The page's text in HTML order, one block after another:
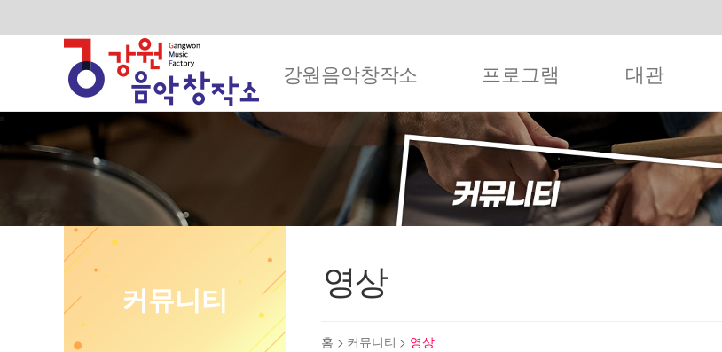
강원음악창작소 프로그램 대관
커뮤니티 영상
홈 > 커뮤니티 > 영상